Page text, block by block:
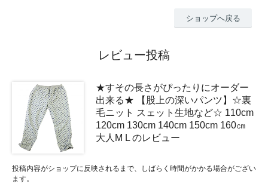
ショップへ戻る
レビュー投稿
★すその長さがぴったりにオーダー
出来る★ 【股上の深いパンツ】☆裏
毛ニット スェット生地など☆ 110cm
120cm 130cm 140cm 150cm 160㎝
大人M L のレビュー
投稿内容がショップに反映されるまで、しばらく時間がかかる場合がござい
ます。